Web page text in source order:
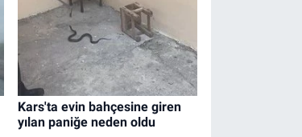
Kars'ta evin bahçesine giren
yılan paniğe neden oldu